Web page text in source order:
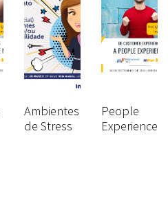
Ambientes
de Stress
People
Experience